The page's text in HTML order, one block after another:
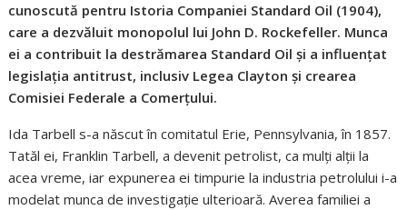
cunoscută pentru Istoria Companiei Standard Oil (1904),
care a dezvăluit monopolul lui John D. Rockefeller. Munca
ei a contribuit la destrămarea Standard Oil și a influențat
legislația antitrust, inclusiv Legea Clayton și crearea
Comisiei Federale a Comerțului.
Ida Tarbell s-a născut în comitatul Erie, Pennsylvania, în 1857.
Tatăl ei, Franklin Tarbell, a devenit petrolist, ca mulți alții la
acea vreme, iar expunerea ei timpurie la industria petrolului i-a
modelat munca de investigație ulterioară. Averea familiei a